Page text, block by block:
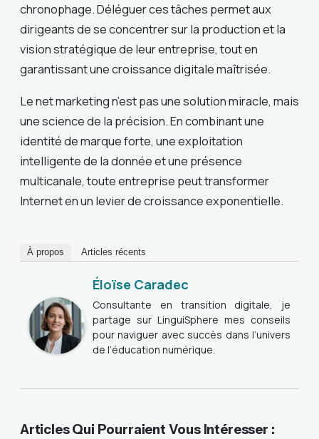
chronophage. Déléguer ces tâches permet aux
dirigeants de se concentrer sur la production et la
vision stratégique de leur entreprise, tout en
garantissant une croissance digitale maîtrisée.
Le net marketing n’est pas une solution miracle, mais
une science de la précision. En combinant une
identité de marque forte, une exploitation
intelligente de la donnée et une présence
multicanale, toute entreprise peut transformer
Internet en un levier de croissance exponentielle.
À propos Articles récents
Éloïse Caradec
Consultante en transition digitale, je
partage sur LinguiSphere mes conseils
pour naviguer avec succès dans l’univers
de l’éducation numérique.
Articles Qui Pourraient Vous Intéresser :